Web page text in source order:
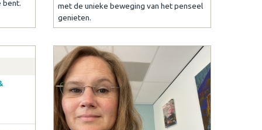
bent.
met de unieke beweging van het penseel
genieten.